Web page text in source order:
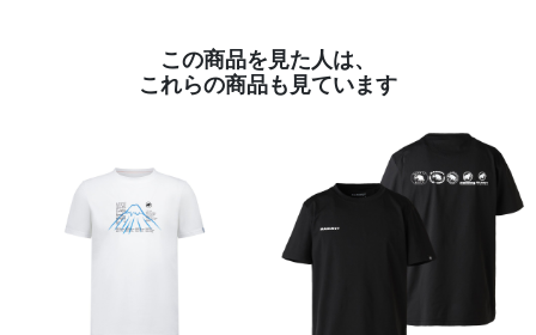
この商品を見た人は、
これらの商品も見ています